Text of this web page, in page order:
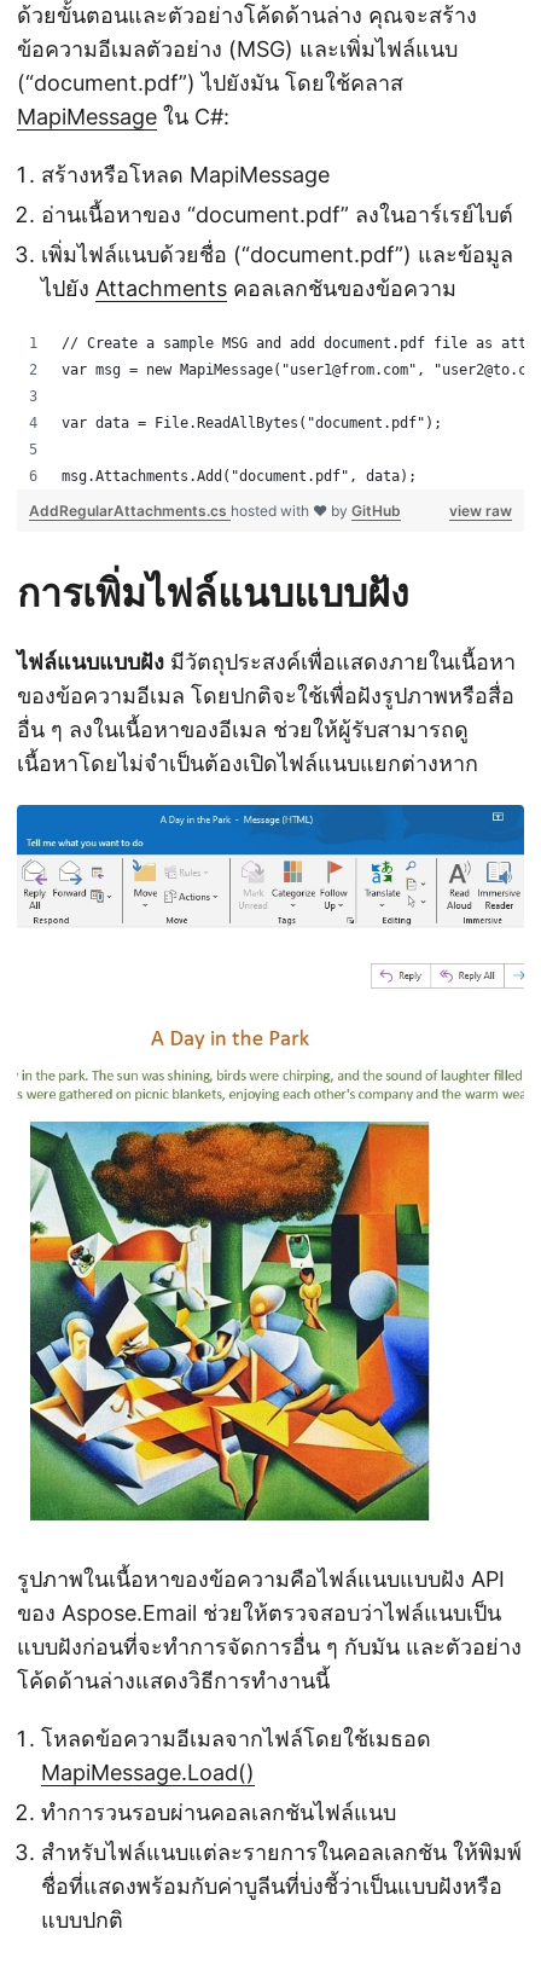
ด้วยขั้นตอนและตัวอย่างโค้ดด้านล่าง คุณจะสร้าง
ข้อความอีเมลตัวอย่าง (MSG) และเพิ่มไฟล์แนบ
(“document.pdf”) ไปยังมัน โดยใช้คลาส
MapiMessage ใน C#:
สร้างหรือโหลด MapiMessage
อ่านเนื้อหาของ “document.pdf” ลงในอาร์เรย์ไบต์
เพิ่มไฟล์แนบด้วยชื่อ (“document.pdf”) และข้อมูล
ไปยัง Attachments คอลเลกชันของข้อความ
// Create a sample MSG and add document.pdf file as
var msg = new MapiMessage("user1@from.com",
var data = File.ReadAllBytes("document.pdf");
msg.Attachments.Add("document.pdf", data);
view raw
AddRegularAttachments.cs hosted with ❤ by GitHub
การเพิ่มไฟล์แนบแบบฝัง
ไฟล์แนบแบบฝัง มีวัตถุประสงค์เพื่อแสดงภายในเนื้อหา
ของข้อความอีเมล โดยปกติจะใช้เพื่อฝังรูปภาพหรือสื่อ
อื่น ๆ ลงในเนื้อหาของอีเมล ช่วยให้ผู้รับสามารถดู
เนื้อหาโดยไม่จำเป็นต้องเปิดไฟล์แนบแยกต่างหาก
รูปภาพในเนื้อหาของข้อความคือไฟล์แนบแบบฝัง API
ของ Aspose.Email ช่วยให้ตรวจสอบว่าไฟล์แนบเป็น
แบบฝังก่อนที่จะทำการจัดการอื่น ๆ กับมัน และตัวอย่าง
โค้ดด้านล่างแสดงวิธีการทำงานนี้
โหลดข้อความอีเมลจากไฟล์โดยใช้เมธอด
MapiMessage.Load()
ทำการวนรอบผ่านคอลเลกชันไฟล์แนบ
สำหรับไฟล์แนบแต่ละรายการในคอลเลกชัน ให้พิมพ์
ชื่อที่แสดงพร้อมกับค่าบูลีนที่บ่งชี้ว่าเป็นแบบฝังหรือ
แบบปกติ